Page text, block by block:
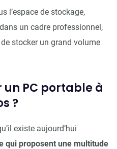
l’espace de stockage,
un cadre professionnel,
stocker un grand volume
PC portable à
?
existe aujourd’hui
qui proposent une multitude